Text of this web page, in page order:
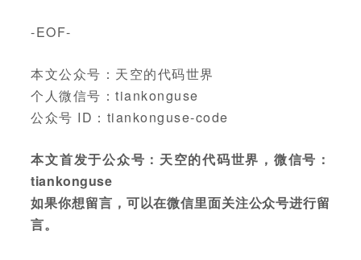
-EOF-
本文公众号：天空的代码世界
个人微信号：tiankonguse
公众号 ID：tiankonguse-code
本文首发于公众号：天空的代码世界，微信号：
tiankonguse
如果你想留言，可以在微信里面关注公众号进行留
言。